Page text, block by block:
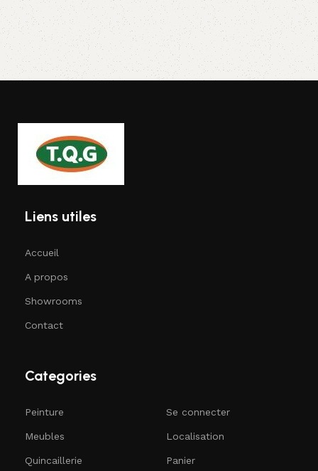
Liens utiles
Accueil
A propos
Showrooms
Contact
Categories
Peinture
Meubles
Quincaillerie
Se connecter
Localisation
Panier